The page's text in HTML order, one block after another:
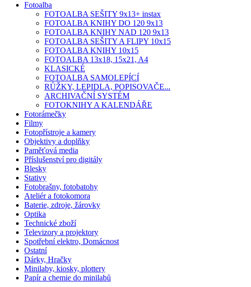
Fotoalba
FOTOALBA SEŠITY 9x13+ instax
FOTOALBA KNIHY DO 120 9x13
FOTOALBA KNIHY NAD 120 9x13
FOTOALBA SEŠITY A FLIPY 10x15
FOTOALBA KNIHY 10x15
FOTOALBA 13x18, 15x21, A4
KLASICKÉ
FOTOALBA SAMOLEPÍCÍ
RŮŽKY, LEPIDLA, POPISOVAČE...
ARCHIVAČNÍ SYSTÉM
FOTOKNIHY A KALENDÁŘE
Fotorámečky
Filmy
Fotopřístroje a kamery
Objektivy a doplňky
Paměťová media
Příslušenství pro digitály
Blesky
Stativy
Fotobrašny, fotobatohy
Ateliér a fotokomora
Baterie, zdroje, žárovky
Optika
Technické zboží
Televizory a projektory
Spotřební elektro, Domácnost
Ostatní
Dárky, Hračky
Minilaby, kiosky, plottery
Papír a chemie do minilabů